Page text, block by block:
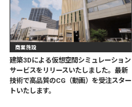
商業施設
建築3Dによる仮想空間シミュレーション
サービスをリリースいたしました。最新
技術で高品質のCG（動画）を受注スター
トいたします。